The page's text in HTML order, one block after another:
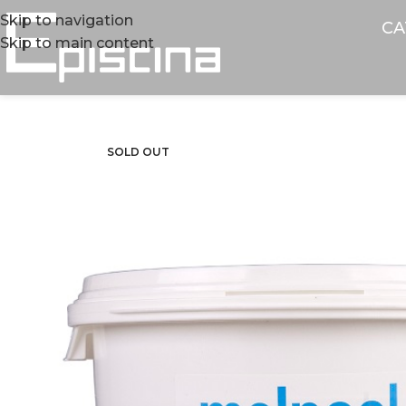
Skip to navigation
Skip to main content
SOLD OUT